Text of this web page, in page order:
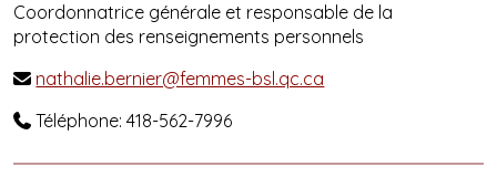
Coordonnatrice générale et responsable de la
protection des renseignements personnels
 nathalie.bernier@femmes-bsl.qc.ca
 Téléphone: 418-562-7996